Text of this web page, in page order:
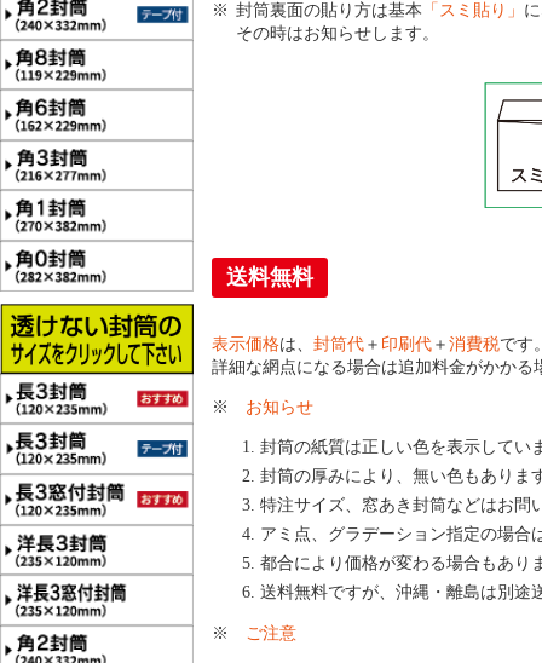
封筒裏面の貼り方は基本 「スミ貼り」
その時はお知らせします。
送料無料
表示価格は、 封筒代 ＋ 印刷代 ＋ 消費税です
詳細な網点になる場合は追加料金がかかる
※ お知らせ
封筒の紙質は正しい色を表示してい
封筒の厚みにより、無い色もありま
特注サイズ、窓あき封筒などはお問
アミ点、グラデーション指定の場合
都合により価格が変わる場合もあり
送料無料ですが、沖縄・離島は別途
※ ご注意